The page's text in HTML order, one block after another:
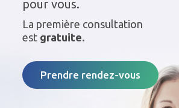
pour vous.
La première consultation
est gratuite.
Prendre rendez-vous